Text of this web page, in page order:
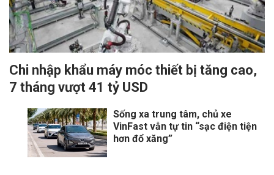
Chi nhập khẩu máy móc thiết bị tăng cao,
7 tháng vượt 41 tỷ USD
Sống xa trung tâm, chủ xe
VinFast vẫn tự tin “sạc điện tiện
hơn đổ xăng”